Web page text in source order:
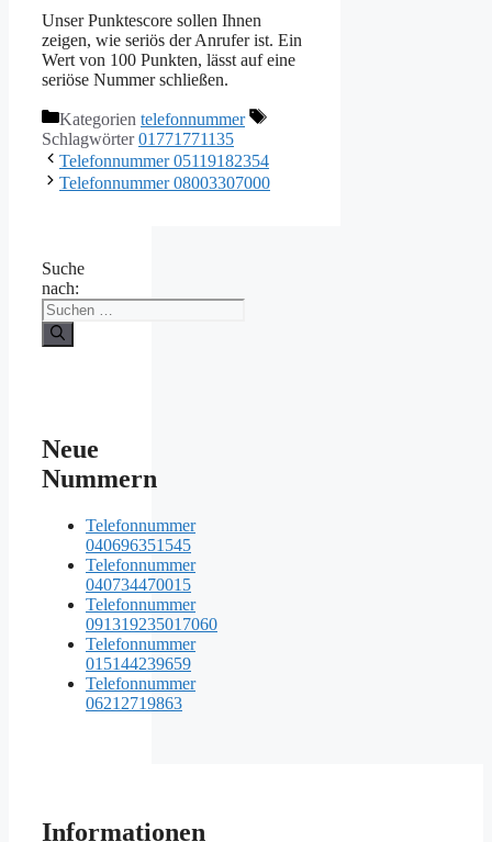
Unser Punktescore sollen Ihnen
zeigen, wie seriös der Anrufer ist. Ein
Wert von 100 Punkten, lässt auf eine
seriöse Nummer schließen.
Kategorien telefonnummer
Schlagwörter01771771135
Telefonnummer 05119182354
Telefonnummer 08003307000
Suche
nach:
Neue
Nummern
Telefonnummer
040696351545
Telefonnummer
040734470015
Telefonnummer
091319235017060
Telefonnummer
015144239659
Telefonnummer
06212719863
Informationen